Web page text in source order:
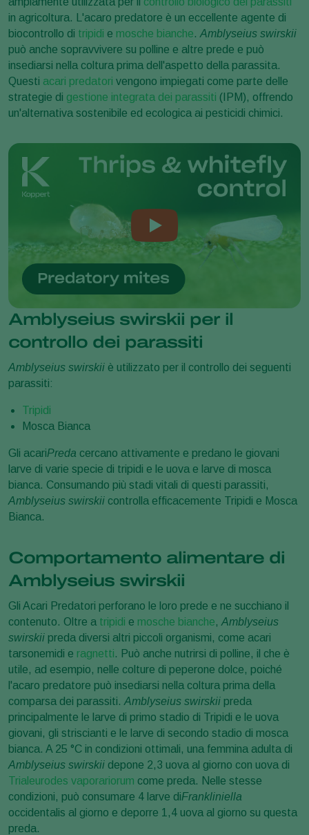
in agricoltura. L'acaro predatore è un eccellente agente di
biocontrollo di tripidi e mosche bianche. Amblyseius swirskii
può anche sopravvivere su polline e altre prede e può
insediarsi nella coltura prima dell'aspetto della parassita.
Questi acari predatori vengono impiegati come parte delle
strategie di gestione integrata dei parassiti (IPM), offrendo
un'alternativa sostenibile ed ecologica ai pesticidi chimici.
Amblyseius swirskii per il
controllo dei parassiti
Amblyseius swirskii è utilizzato per il controllo dei seguenti
parassiti:
Tripidi
Mosca Bianca
Gli acariPreda cercano attivamente e predano le giovani
larve di varie specie di tripidi e le uova e larve di mosca
bianca. Consumando più stadi vitali di questi parassiti,
Amblyseius swirskii controlla efficacemente Tripidi e Mosca
Bianca.
Comportamento alimentare di
Amblyseius swirskii
Gli Acari Predatori perforano le loro prede e ne succhiano il
contenuto. Oltre a tripidi e mosche bianche, Amblyseius
swirskii preda diversi altri piccoli organismi, come acari
tarsonemidi e ragnetti. Può anche nutrirsi di polline, il che è
utile, ad esempio, nelle colture di peperone dolce, poiché
l'acaro predatore può insediarsi nella coltura prima della
comparsa dei parassiti. Amblyseius swirskii preda
principalmente le larve di primo stadio di Tripidi e le uova
giovani, gli striscianti e le larve di secondo stadio di mosca
bianca. A 25 °C in condizioni ottimali, una femmina adulta di
Amblyseius swirskii depone 2,3 uova al giorno con uova di
Trialeurodes vaporariorum come preda. Nelle stesse
condizioni, può consumare 4 larve diFrankliniella
occidentalis al giorno e deporre 1,4 uova al giorno su questa
preda.